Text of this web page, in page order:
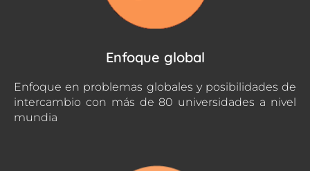
Enfoque global
Enfoque en problemas globales y posibilidades de
intercambio con más de 80 universidades a nivel
mundia